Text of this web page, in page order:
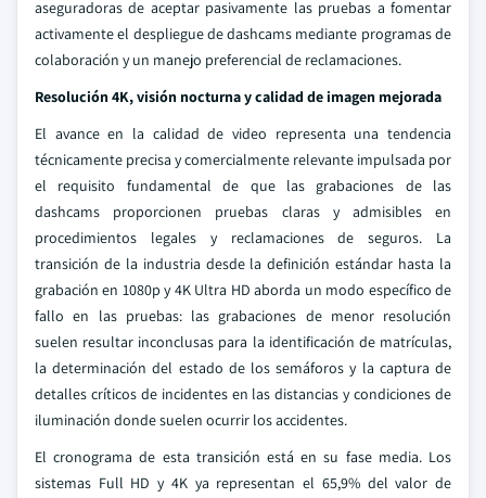
aseguradoras de aceptar pasivamente las pruebas a fomentar
activamente el despliegue de dashcams mediante programas de
colaboración y un manejo preferencial de reclamaciones.
Resolución 4K, visión nocturna y calidad de imagen mejorada
El avance en la calidad de video representa una tendencia
técnicamente precisa y comercialmente relevante impulsada por
el requisito fundamental de que las grabaciones de las
dashcams proporcionen pruebas claras y admisibles en
procedimientos legales y reclamaciones de seguros. La
transición de la industria desde la definición estándar hasta la
grabación en 1080p y 4K Ultra HD aborda un modo específico de
fallo en las pruebas: las grabaciones de menor resolución
suelen resultar inconclusas para la identificación de matrículas,
la determinación del estado de los semáforos y la captura de
detalles críticos de incidentes en las distancias y condiciones de
iluminación donde suelen ocurrir los accidentes.
El cronograma de esta transición está en su fase media. Los
sistemas Full HD y 4K ya representan el 65,9% del valor de